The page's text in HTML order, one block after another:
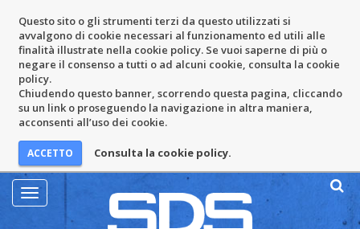
Questo sito o gli strumenti terzi da questo utilizzati si
avvalgono di cookie necessari al funzionamento ed utili alle
finalità illustrate nella cookie policy. Se vuoi saperne di più o
negare il consenso a tutti o ad alcuni cookie, consulta la cookie
policy.
Chiudendo questo banner, scorrendo questa pagina, cliccando
su un link o proseguendo la navigazione in altra maniera,
acconsenti all’uso dei cookie.
Consulta la cookie policy.
Mostra
Menu